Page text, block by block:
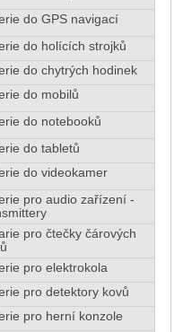
do GPS navigací
do holících strojků
do chytrých hodinek
do mobilů
do notebooků
do tabletů
do videokamer
pro audio zařízení -
pro čtečky čárových
pro elektrokola
pro detektory kovů
pro herní konzole